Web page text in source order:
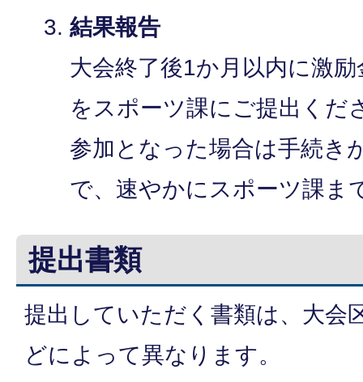
結果報告
大会終了後1か月以内に激
をスポーツ課にご提出くだ
参加となった場合は手続き
で、速やかにスポーツ課ま
提出書類
提出していただく書類は、大会
どによって異なります。